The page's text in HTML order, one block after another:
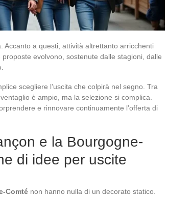
Accanto a questi, attività altrettanto arricchenti
evolvono, sostenute dalle stagioni, dalle
scegliere l’uscita che colpirà nel segno. Tra
è ampio, ma la selezione si complica.
e rinnovare continuamente l’offerta di
e la Bourgogne-
di idee per uscite
Comté non hanno nulla di un decorato statico.